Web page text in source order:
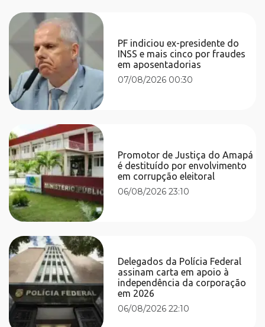
PF indiciou ex-presidente do
INSS e mais cinco por fraudes
em aposentadorias
07/08/2026 00:30
Promotor de Justiça do Amapá
é destituído por envolvimento
em corrupção eleitoral
06/08/2026 23:10
Delegados da Polícia Federal
assinam carta em apoio à
independência da corporação
em 2026
06/08/2026 22:10